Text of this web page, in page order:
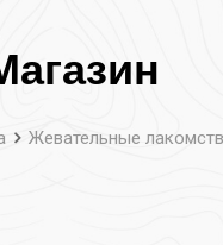
Жевательные